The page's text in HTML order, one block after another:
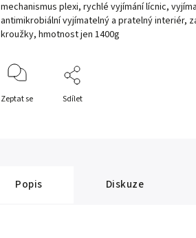
mechanismus plexi, rychlé vyjímání lícnic,
antimikrobiální vyjímatelný a pratelný interiér,
kroužky, hmotnost jen 1400g
Zeptat se Sdílet
Popis Diskuze